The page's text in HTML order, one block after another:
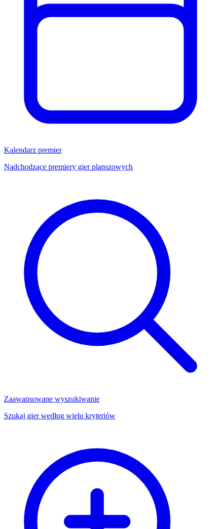
Kalendarz premier
Nadchodzące premiery gier planszowych
Zaawansowane wyszukiwanie
Szukaj gier według wielu kryteriów